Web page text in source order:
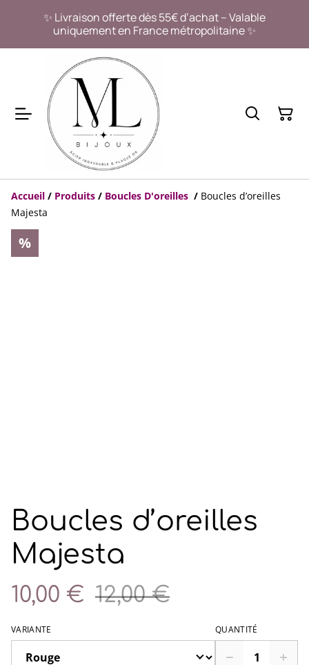
✨ Livraison offerte dès 55€ d’achat – Valable
uniquement en France métropolitaine ✨
Accueil / Produits / Boucles D'oreilles / Boucles d’oreilles
Majesta
%
Boucles d’oreilles
Majesta
10,00 € 12,00 €
VARIANTE QUANTITÉ